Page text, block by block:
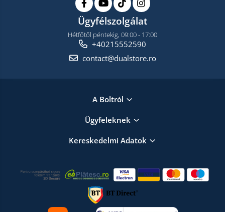
Ügyfélszolgálat
Hétfőtől péntekig, 09:00 - 17:00
+40215552590
contact@dualstore.ro
A Boltról
Ügyfeleknek
Kereskedelmi Adatok